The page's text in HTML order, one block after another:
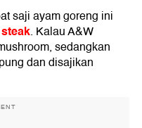
saji ayam goreng ini
steak. Kalau A&W
sedangkan
dan disajikan